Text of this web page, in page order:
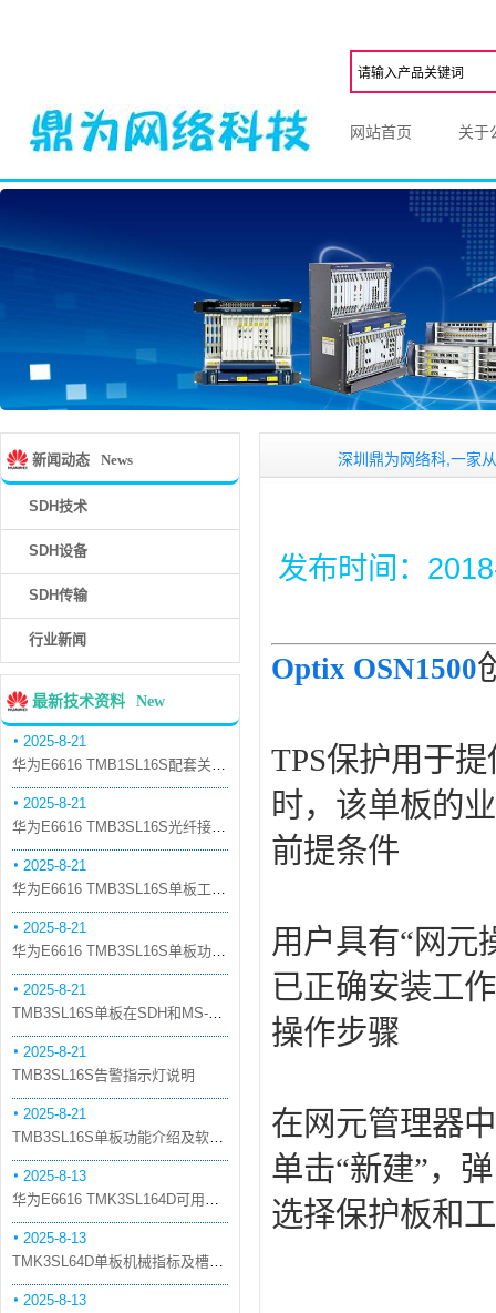
网站首页 关于
新闻动态 News
SDH技术
SDH设备
SDH传输
行业新闻
最新技术资料 New
2025-8-21
华为E6616 TMB1SL16S配套关系和替代关系
2025-8-21
华为E6616 TMB3SL16S光纤接口板槽位占用介绍
2025-8-21
华为E6616 TMB3SL16S单板工作原理和信号流
2025-8-21
华为E6616 TMB3SL16S单板功能和机械指标
2025-8-21
TMB3SL16S单板在SDH和MS-OTN模式下的应用
2025-8-21
TMB3SL16S告警指示灯说明
2025-8-21
TMB3SL16S单板功能介绍及软件配套
2025-8-13
华为E6616 TMK3SL164D可用万兆光模块
2025-8-13
TMK3SL64D单板机械指标及槽位介绍
2025-8-13
深圳鼎为网络科,一家从事华为
发布时间：
Optix OSN1500
TPS保护用于
时，该单板的
前提条件
用户具有“网元
已正确安装工
操作步骤
在网元管理器
单击“新建”，
选择保护板和